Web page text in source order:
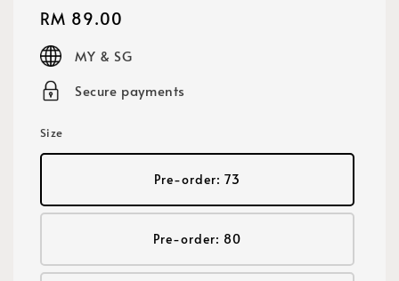
Regular
price
RM 89.00
MY & SG
Secure payments
Size
Pre-order: 73
Pre-order: 80